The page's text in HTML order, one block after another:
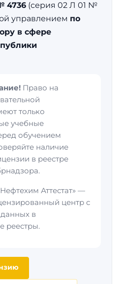
4736 (серия 02 Л 01 №
управлением по
в сфере
Право на
только
учебные
обучением
наличие
в реестре
Аттестат» —
центр с
в
реестры.